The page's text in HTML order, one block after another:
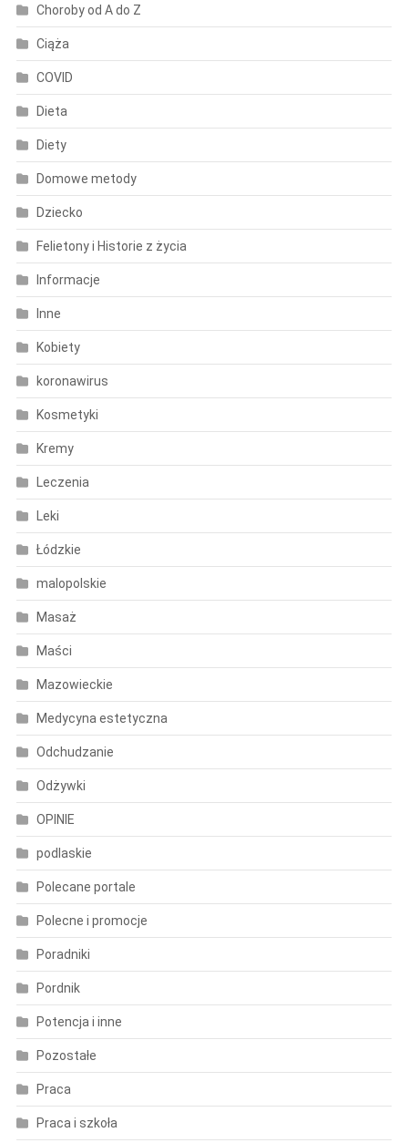
Choroby od A do Z
Ciąża
COVID
Dieta
Diety
Domowe metody
Dziecko
Felietony i Historie z życia
Informacje
Inne
Kobiety
koronawirus
Kosmetyki
Kremy
Leczenia
Leki
Łódzkie
malopolskie
Masaż
Maści
Mazowieckie
Medycyna estetyczna
Odchudzanie
Odżywki
OPINIE
podlaskie
Polecane portale
Polecne i promocje
Poradniki
Pordnik
Potencja i inne
Pozostałe
Praca
Praca i szkoła